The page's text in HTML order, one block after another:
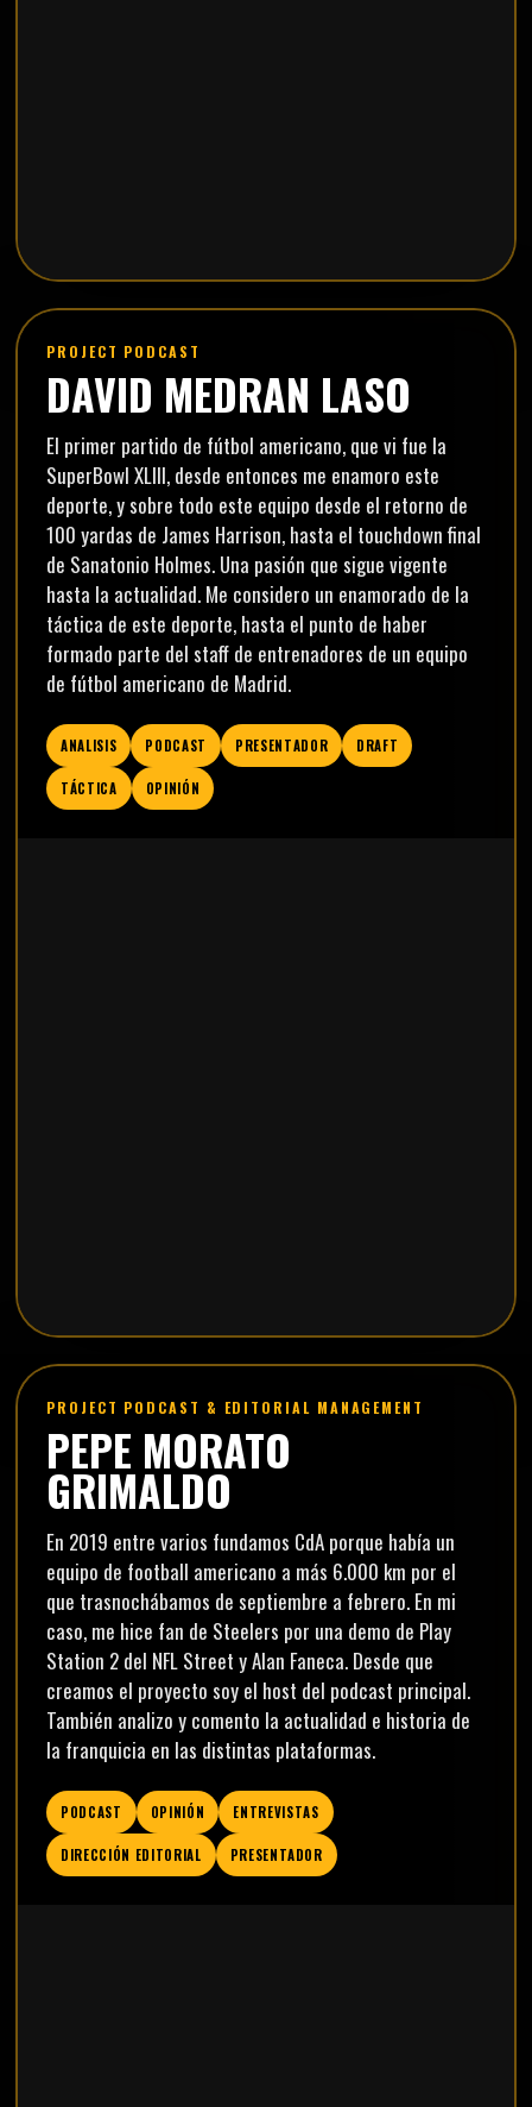
PROJECT PODCAST
DAVID MEDRAN LASO
El primer partido de fútbol americano, que vi fue la
SuperBowl XLIII, desde entonces me enamoro este
deporte, y sobre todo este equipo desde el retorno de
100 yardas de James Harrison, hasta el touchdown final
de Sanatonio Holmes. Una pasión que sigue vigente
hasta la actualidad. Me considero un enamorado de la
táctica de este deporte, hasta el punto de haber
formado parte del staff de entrenadores de un equipo
de fútbol americano de Madrid.
ANALISIS PODCAST PRESENTADOR DRAFT
TÁCTICA OPINIÓN
PROJECT PODCAST & EDITORIAL MANAGEMENT
PEPE MORATO
GRIMALDO
En 2019 entre varios fundamos CdA porque había un
equipo de football americano a más 6.000 km por el
que trasnochábamos de septiembre a febrero. En mi
caso, me hice fan de Steelers por una demo de Play
Station 2 del NFL Street y Alan Faneca. Desde que
creamos el proyecto soy el host del podcast principal.
También analizo y comento la actualidad e historia de
la franquicia en las distintas plataformas.
PODCAST OPINIÓN ENTREVISTAS
DIRECCIÓN EDITORIAL PRESENTADOR